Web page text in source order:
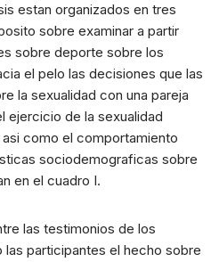
estan organizados en tres
sobre examinar a partir
sobre deporte sobre los
el pelo las decisiones que las
la sexualidad con una pareja
ejercicio de la sexualidad
como el comportamiento
sociodemograficas sobre
en el cuadro I.
las testimonios de los
las participantes el hecho sobre